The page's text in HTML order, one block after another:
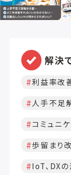
解決
利益率改
人手不足
コミュニ
歩留まり
IoT、DX